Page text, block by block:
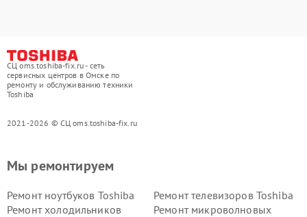
СЦ oms.toshiba-fix.ru - сеть
сервисных центров в Омске по
ремонту и обслуживанию техники
Toshiba
2021-2026 © СЦ oms.toshiba-fix.ru
Мы ремонтируем
Ремонт ноутбуков Toshiba
Ремонт телевизоров Toshiba
Ремонт холодильников
Ремонт микроволновых